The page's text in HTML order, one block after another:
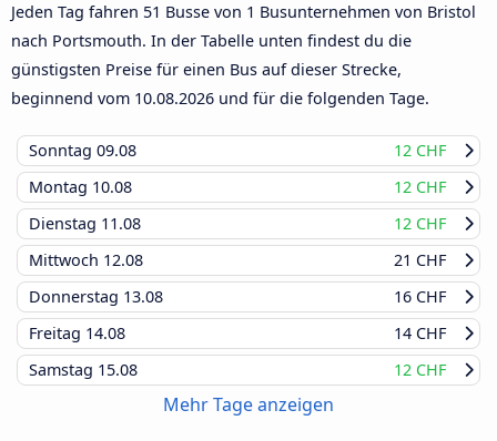
Jeden Tag fahren 51 Busse von 1 Busunternehmen von Bristol
nach Portsmouth. In der Tabelle unten findest du die
günstigsten Preise für einen Bus auf dieser Strecke,
beginnend vom 10.08.2026 und für die folgenden Tage.
Sonntag 09.08
12 CHF
Montag 10.08
12 CHF
Dienstag 11.08
12 CHF
Mittwoch 12.08
21 CHF
Donnerstag 13.08
16 CHF
Freitag 14.08
14 CHF
Samstag 15.08 12 CHF
Mehr Tage anzeigen